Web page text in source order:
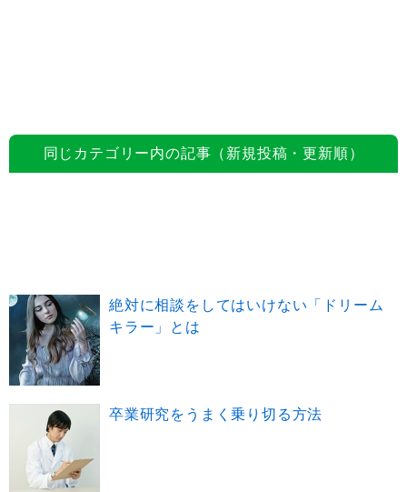
同じカテゴリー内の記事（新規投稿・更新順）
絶対に相談をしてはいけない「ドリーム
キラー」とは
卒業研究をうまく乗り切る方法